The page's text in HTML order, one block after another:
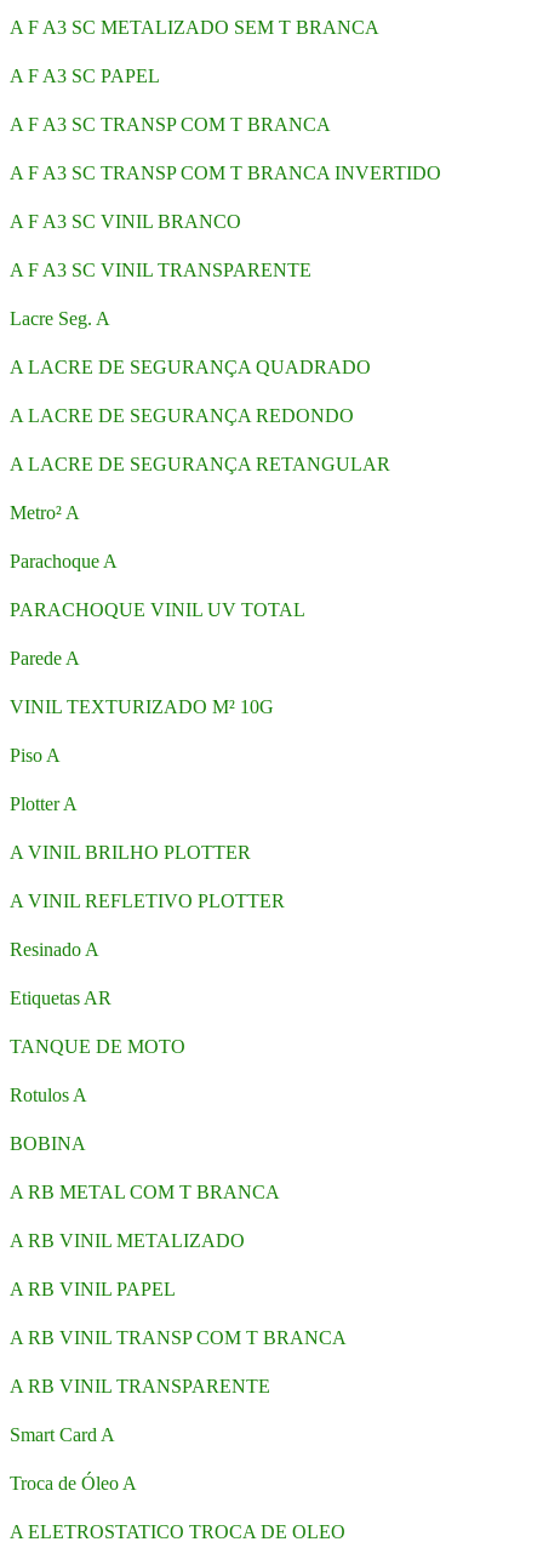
A F A3 SC METALIZADO SEM T BRANCA
A F A3 SC PAPEL
A F A3 SC TRANSP COM T BRANCA
A F A3 SC TRANSP COM T BRANCA INVERTIDO
A F A3 SC VINIL BRANCO
A F A3 SC VINIL TRANSPARENTE
Lacre Seg. A
A LACRE DE SEGURANÇA QUADRADO
A LACRE DE SEGURANÇA REDONDO
A LACRE DE SEGURANÇA RETANGULAR
Metro² A
Parachoque A
PARACHOQUE VINIL UV TOTAL
Parede A
VINIL TEXTURIZADO M² 10G
Piso A
Plotter A
A VINIL BRILHO PLOTTER
A VINIL REFLETIVO PLOTTER
Resinado A
Etiquetas AR
TANQUE DE MOTO
Rotulos A
BOBINA
A RB METAL COM T BRANCA
A RB VINIL METALIZADO
A RB VINIL PAPEL
A RB VINIL TRANSP COM T BRANCA
A RB VINIL TRANSPARENTE
Smart Card A
Troca de Óleo A
A ELETROSTATICO TROCA DE OLEO